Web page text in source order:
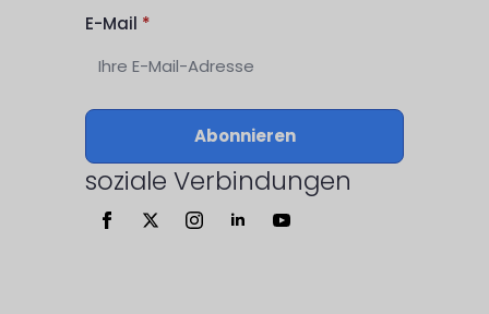
E-Mail *
Abonnieren
soziale Verbindungen